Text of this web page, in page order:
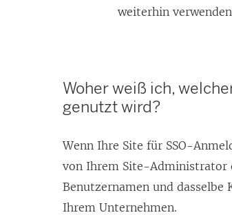
weiterhin
Woher weiß ich,
genutzt wird?
Wenn Ihre Site für SSO-
von Ihrem Site-Administrator
Benutzernamen und
Ihrem Unternehmen.